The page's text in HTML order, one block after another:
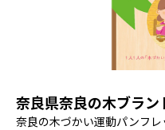
奈良県奈良の木ブラン
奈良の木づかい運動パンフレ